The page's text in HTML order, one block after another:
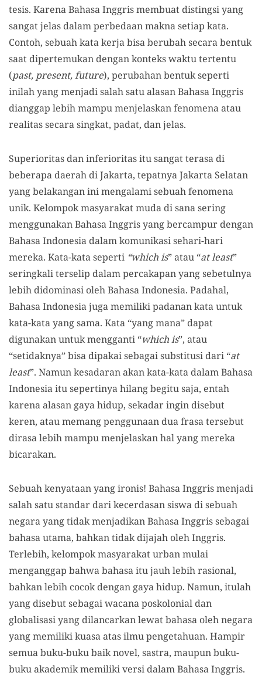
tesis. Karena Bahasa Inggris membuat distingsi yang
sangat jelas dalam perbedaan makna setiap kata.
Contoh, sebuah kata kerja bisa berubah secara bentuk
saat dipertemukan dengan konteks waktu tertentu
(past, present, future), perubahan bentuk seperti
inilah yang menjadi salah satu alasan Bahasa Inggris
dianggap lebih mampu menjelaskan fenomena atau
realitas secara singkat, padat, dan jelas.
Superioritas dan inferioritas itu sangat terasa di
beberapa daerah di Jakarta, tepatnya Jakarta Selatan
yang belakangan ini mengalami sebuah fenomena
unik. Kelompok masyarakat muda di sana sering
menggunakan Bahasa Inggris yang bercampur dengan
Bahasa Indonesia dalam komunikasi sehari-hari
mereka. Kata-kata seperti “which is” atau “at least”
seringkali terselip dalam percakapan yang sebetulnya
lebih didominasi oleh Bahasa Indonesia. Padahal,
Bahasa Indonesia juga memiliki padanan kata untuk
kata-kata yang sama. Kata “yang mana” dapat
digunakan untuk mengganti “which is”, atau
“setidaknya” bisa dipakai sebagai substitusi dari “at
least”. Namun kesadaran akan kata-kata dalam Bahasa
Indonesia itu sepertinya hilang begitu saja, entah
karena alasan gaya hidup, sekadar ingin disebut
keren, atau memang penggunaan dua frasa tersebut
dirasa lebih mampu menjelaskan hal yang mereka
bicarakan.
Sebuah kenyataan yang ironis! Bahasa Inggris menjadi
salah satu standar dari kecerdasan siswa di sebuah
negara yang tidak menjadikan Bahasa Inggris sebagai
bahasa utama, bahkan tidak dijajah oleh Inggris.
Terlebih, kelompok masyarakat urban mulai
menganggap bahwa bahasa itu jauh lebih rasional,
bahkan lebih cocok dengan gaya hidup. Namun, itulah
yang disebut sebagai wacana poskolonial dan
globalisasi yang dilancarkan lewat bahasa oleh negara
yang memiliki kuasa atas ilmu pengetahuan. Hampir
semua buku-buku baik novel, sastra, maupun buku-
buku akademik memiliki versi dalam Bahasa Inggris.